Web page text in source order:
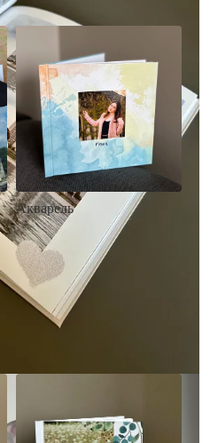
Акварель
• Декор в стиле
акварельных красок
• Выбор цвета фона
• Загрузка фото и текста
Заказать